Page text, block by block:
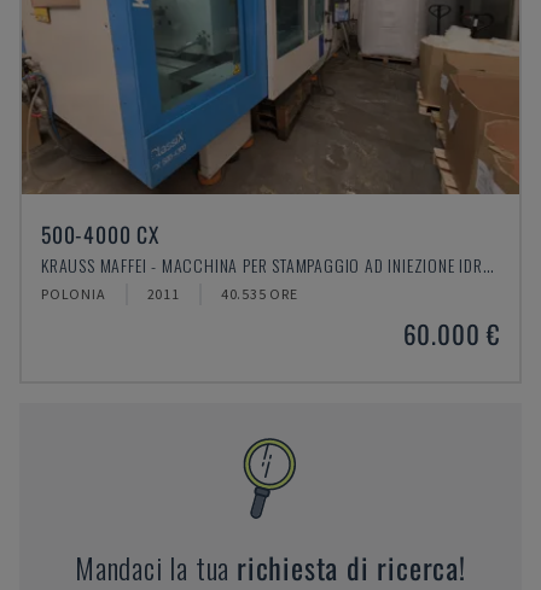
500-4000 CX
KRAUSS MAFFEI - MACCHINA PER STAMPAGGIO AD INIEZIONE IDRAULICA
POLONIA 2011 40.535 ORE
60.000 €
Mandaci la tua richiesta di ricerca!